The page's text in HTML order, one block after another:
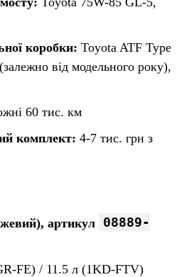
коробки: Toyota ATF Type
від модельного року),
60 тис. км
комплект: 4-7 тис. грн з
артикул 08889-
FE) / 11.5 л (1KD-FTV)